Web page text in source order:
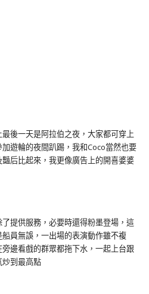
後一天是阿拉伯之夜，大家都可穿上
遊輪的夜間趴踢，我和Coco當然也要
后比起來，我更像廣告上的開喜婆婆
提供服務，必要時還得粉墨登場，這
員無誤，一出場的表演動作雖不複
邊看戲的群眾都拖下水，一起上台跟
到最高點